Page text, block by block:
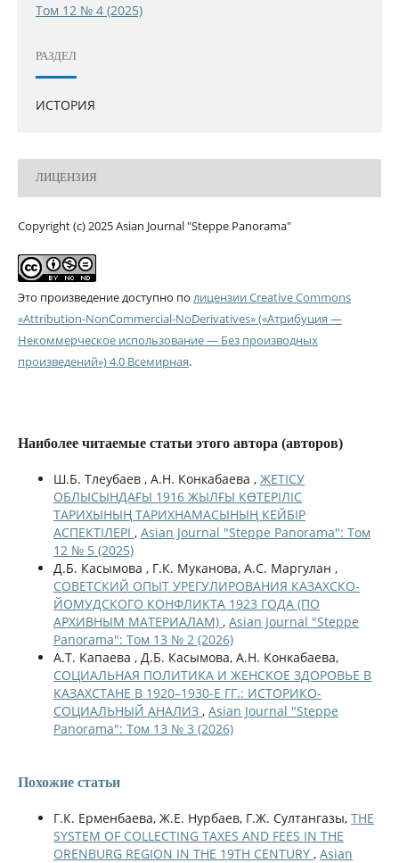
Том 12 № 4 (2025)
РАЗДЕЛ
ИСТОРИЯ
ЛИЦЕНЗИЯ
Copyright (c) 2025 Asian Journal "Steppe Panorama"
Это произведение доступно по лицензии Creative Commons
«Attribution-NonCommercial-NoDerivatives» («Атрибуция —
Некоммерческое использование — Без производных
произведений») 4.0 Всемирная.
Наиболее читаемые статьи этого автора (авторов)
Ш.Б. Тлеубаев , А.Н. Конкабаева , ЖЕТІСУ
ОБЛЫСЫНДАҒЫ 1916 ЖЫЛҒЫ КӨТЕРІЛІС
ТАРИХЫНЫҢ ТАРИХНАМАСЫНЫҢ КЕЙБІР
АСПЕКТІЛЕРІ , Asian Journal "Steppe Panorama": Том
12 № 5 (2025)
Д.Б. Касымова , Г.К. Муканова, А.С. Маргулан ,
СОВЕТСКИЙ ОПЫТ УРЕГУЛИРОВАНИЯ КАЗАХСКО-
ЙОМУДСКОГО КОНФЛИКТА 1923 ГОДА (ПО
АРХИВНЫМ МАТЕРИАЛАМ) , Asian Journal "Steppe
Panorama": Том 13 № 2 (2026)
А.Т. Капаева , Д.Б. Касымова, А.Н. Конкабаева,
СОЦИАЛЬНАЯ ПОЛИТИКА И ЖЕНСКОЕ ЗДОРОВЬЕ В
КАЗАХСТАНЕ В 1920–1930-Е ГГ.: ИСТОРИКО-
СОЦИАЛЬНЫЙ АНАЛИЗ , Asian Journal "Steppe
Panorama": Том 13 № 3 (2026)
Похожие статьи
Г.К. Ерменбаева, Ж.Е. Нурбаев, Г.Ж. Султангазы, THE
SYSTEM OF COLLECTING TAXES AND FEES IN THE
ORENBURG REGION IN THE 19TH CENTURY , Asian